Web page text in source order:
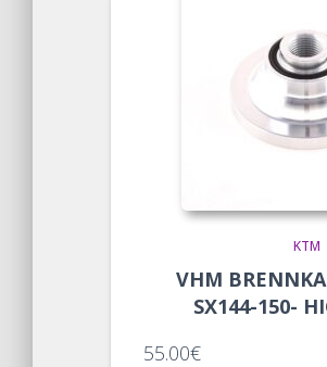
KTM
VHM
SX144-150-
55.00€